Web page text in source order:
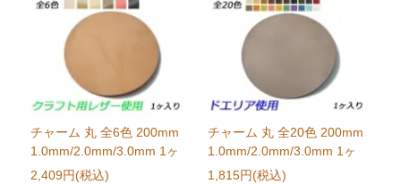
チャーム 丸 全6色 200mm
1.0mm/2.0mm/3.0mm 1ヶ
2,409円(税込)
チャーム 丸 全20色 200mm
1.0mm/2.0mm/3.0mm 1ヶ
1,815円(税込)